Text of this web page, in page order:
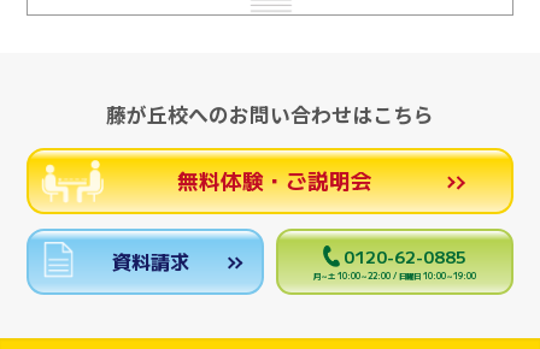
藤が丘校へのお問い合わせはこちら
無料体験・ご説明会
資料請求 0120-62-0885
月～土 10:00～22:00 / 日曜日 10:00～19:00